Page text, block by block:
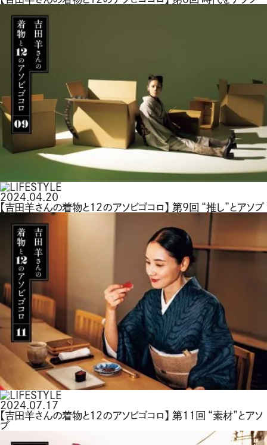
2024.04.20
【吉田羊さんの着物と12のアソビゴコロ】 第9回 “推し”とアソブ
2024.07.17
【吉田羊さんの着物と12のアソビゴコロ】 第11回 “素材”とアソ
ブ